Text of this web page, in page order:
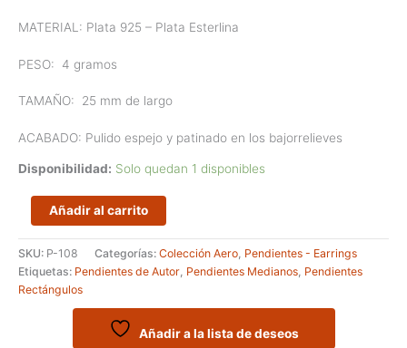
MATERIAL: Plata 925 – Plata Esterlina
PESO: 4 gramos
TAMAÑO: 25 mm de largo
ACABADO: Pulido espejo y patinado en los bajorrelieves
Disponibilidad: Solo quedan 1 disponibles
Pendientes
rectangulares
de
tamaño
mediano
de
Añadir al carrito
SKU: P-108 Categorías: Colección Aero Pendientes - Earrings
Etiquetas: Pendientes de Autor Pendientes Medianos Pendientes
Rectángulos
Añadir a la lista de deseos